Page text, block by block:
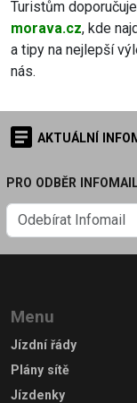
Turistům
morava.cz, kde
a tipy na nejlepší
nás.
AKTUÁLNÍ
PRO ODBĚR
Menu
Jízdní řády
Plány sítě
Jízdenky